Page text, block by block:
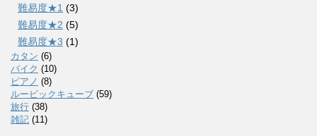
難易度★1 (3)
難易度★2 (5)
難易度★3 (1)
カタン (6)
バイク (10)
ピアノ (8)
ルービックキューブ (59)
旅行 (38)
雑記 (11)